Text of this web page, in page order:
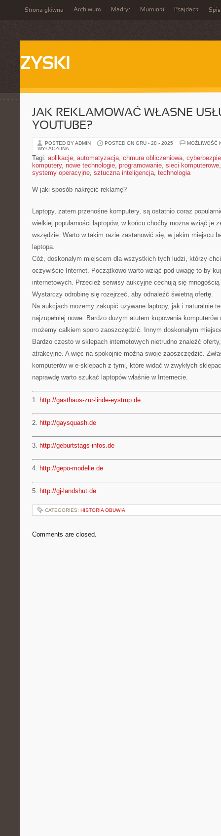
Strona główna Archiwum Madryt Muminki Psajdack Spis
ZYSKI
JAK REKLAMOWAĆ WŁASNE
YOUTUBE?
POSTED BY ADMIN POSTED ON GRU - 28 - 2025
MOŻLIWOŚĆ
WYŁĄCZONA
Tagi: aplikacje, automatyzacja, chmura obliczeniowa,
komputery, nowe technologie, programowanie, sieci komputerowe
systemy operacyjne, sztuczna inteligencja, technologia
W jaki sposób nakręcić reklamę?
Laptopy, zatem przenośne komputery, są ostatnio coraz
wielkiej popularności laptopów, w końcu choćby można wziąć je
wszędzie. Warto w takim razie zastanowić się, w jakim miejscu
laptopa.
Cóż, doskonałym miejscem dla wszystkich tych ludzi, którzy
oczywiście Internet. Początkowo warto wziąć pod uwagę to by
internetowych. Przecież serwisy aukcyjne cechują się
Wystarczy odrobinę się rozejrzeć, aby odnaleźć świetną ofertę.
Na aukcjach możemy zakupić używane laptopy, jak i naturalnie
najzupełniej nowe. Bardzo dużym atutem kupowania
możemy całkiem sporo zaoszczędzić. Innym doskonałym
Bardzo często w sklepach internetowych nietrudno znaleźć
atrakcyjne. A więc na spokojnie można swoje zaoszczędzić.
komputerów w e-sklepach z tymi, które widać w zwykłych
naprawdę warto szukać laptopów właśnie w Internecie.
1. http://gasthaus-zur-linde-eystrup.de
2. http://gaysquash.de
3. http://geburtstags-infos.de
4. http://gepo-modelle.de
5. http://gj-landshut.de
CATEGORIES: HISTORIA OBUWIA
Comments are closed.